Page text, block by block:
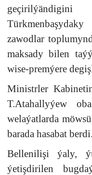
zawodlar
maksady bilen
wise-premýere
Ministrler
T.Atahallyýew
welaýatlarda
barada hasabat berdi.
Bellenilişi ýaly,
ýetişdirilen